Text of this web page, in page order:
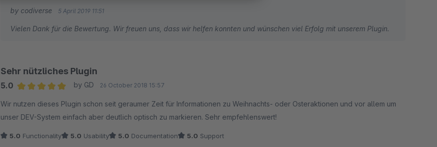
by codiverse 5 April 2019 11:51
Vielen Dank für die Bewertung. Wir freuen uns, dass wir helfen konnten und wünschen viel Erfolg mit unserem Plugin.
Sehr nützliches Plugin
5.0
by GD 26 October 2018 15:57
Wir nutzen dieses Plugin schon seit geraumer Zeit für Informationen zu Weihnachts- oder Osteraktionen und vor allem um
unser DEV-System einfach aber deutlich optisch zu markieren. Sehr empfehlenswert!
5.0 Functionality 5.0 Usability 5.0 Documentation 5.0 Support